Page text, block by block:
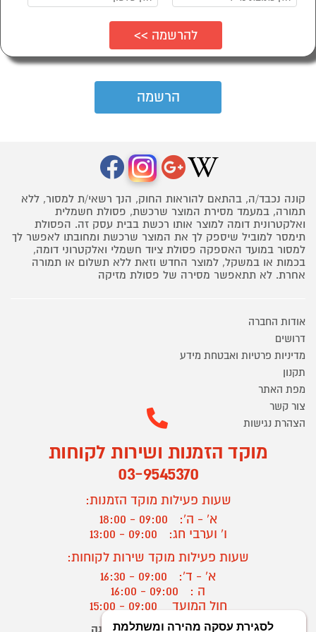
קונה נכבד/ה, בהתאם להוראות החוק, הנך רשאי/ת למסור, ללא
תמורה, במעמד מסירת המוצר שרכשת, פסולת חשמלית
ואלקטרונית דומה למוצר אותו רכשת בבית עסק זה. הפסולת
תימסר למוביל שיספק לך את המוצר שרכשת ומחובתו לאפשר לך
למסור במועד האספקה פסולת ציוד חשמלי ואלקטרוני דומה,
בכמות או במשקל, למוצר החדש וזאת ללא תשלום או תמורה
אחרת. לא תתאפשר מסירה של פסולת מזיקה
אודות החברה
דרושים
מדיניות פרטיות ואבטחת מידע
תקנון
מפת האתר
צור קשר
הצהרת נגישות
מוקד הזמנות ושירות לקוחות
03-9545370
שעות פעילות מוקד הזמנות:
א' - ה':
09:00 - 18:00
ו' וערבי חג:
09:00 - 13:00
שעות פעילות מוקד שירות לקוחות:
א' - ד':
09:00 - 16:30
ה :
09:00 - 16:00
חול המועד
? יצירת קשר/ביטול הזמנה